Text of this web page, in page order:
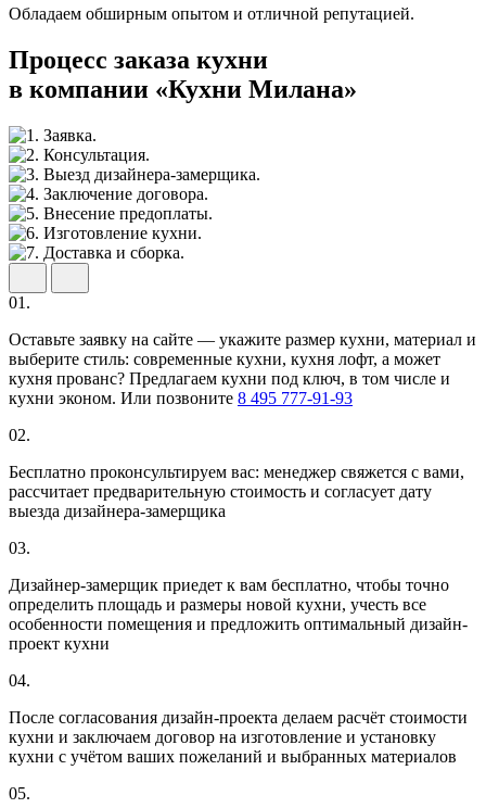
Обладаем обширным опытом и отличной репутацией.
Процесс заказа кухни
в компании «Кухни Милана»
01.
Оставьте заявку на сайте — укажите размер кухни, материал и
выберите стиль: современные кухни, кухня лофт, а может
кухня прованс? Предлагаем кухни под ключ, в том числе и
кухни эконом. Или позвоните 8 495 777-91-93
02.
Бесплатно проконсультируем вас: менеджер свяжется с вами,
рассчитает предварительную стоимость и согласует дату
выезда дизайнера-замерщика
03.
Дизайнер-замерщик приедет к вам бесплатно, чтобы точно
определить площадь и размеры новой кухни, учесть все
особенности помещения и предложить оптимальный дизайн-
проект кухни
04.
После согласования дизайн-проекта делаем расчёт стоимости
кухни и заключаем договор на изготовление и установку
кухни с учётом ваших пожеланий и выбранных материалов
05.